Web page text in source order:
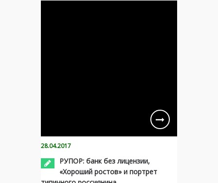
28.04.2017
РУПОР: банк без лицензии,
«Хороший ростов» и портрет